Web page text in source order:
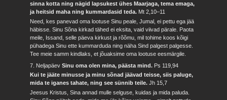
sinna kotta ning nägid lapsukest ühes Maarjaga, tema emaga,
ja heitsid maha ning kummardasid teda. Mt 2,10–11
Need, kes panevad oma lootuse Sinu peale, Jumal, ei pettu ega jää
häbisse. Sinu Sõna kirkad tähed ei eksita, vaid viivad pärale. Paota
meile, Issand, selle päeva kirkust ja rõõmu, mil tohime koos kõigi
pühadega Sinu ette kummarduda ning näha Sind palgest palgesse.
Tee meie samm kindlaks, et jõuaksime oma lootuse eesmärgile.
7. NeljapäevSinu oma olen mina, päästa mind. Ps 119,94
Kui te jääte minusse ja minu sõnad jäävad teisse, siis paluge,
mida te iganes tahate, ning see sünnib teile.Jh 15,7
Jeesus Kristus, Sina annad mulle selguse, kuidas ja mida paluda.